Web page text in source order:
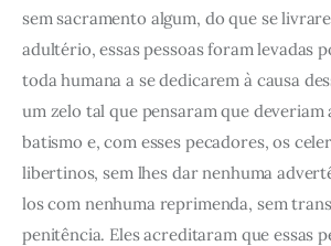
sem sacramento algum, do que se
adultério, essas pessoas foram levadas
toda humana a se dedicarem à causa
um zelo tal que pensaram que
batismo e, com esses pecadores, os
libertinos, sem lhes dar nenhuma
los com nenhuma reprimenda, sem
penitência. Eles acreditaram que essas